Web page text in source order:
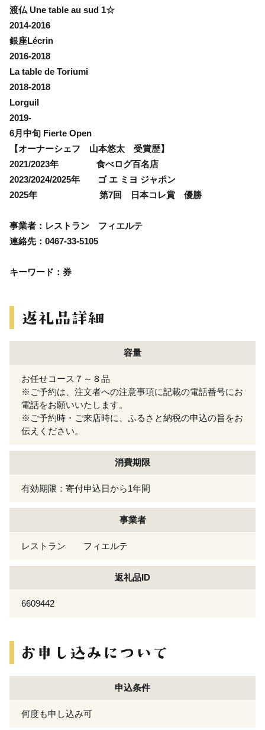
渡仏 Une table au sud 1☆
2014-2016
銀座Lécrin
2016-2018
La table de Toriumi
2018-2018
Lorguil
2019-
6月中旬 Fierte Open
【オーナーシェフ 山本悠太 受賞歴】
2021/2023年 食べログ百名店
2023/2024/2025年 ゴ エ ミヨ ジャポン
2025年 第7回 日本コレ賞 優勝
事業者：レストラン フィエルテ
連絡先：0467-33-5105
キーワード：券
容量
お任せコース７～８品
※ご予約は、注文者への注意事項に記載の電話番号にお
電話をお願いいたします。
※ご予約時・ご来店時に、ふるさと納税の申込の旨をお
伝えください。
消費期限
有効期限：寄付申込日から1年間
事業者
レストラン フィエルテ
返礼品ID
6609442
申込条件
何度も申し込み可